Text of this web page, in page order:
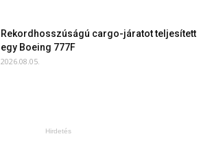
Rekordhosszúságú cargo-járatot teljesített
egy Boeing 777F
2026.08.05.
Hirdetés